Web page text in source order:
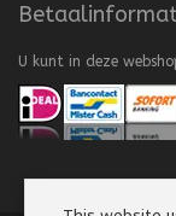
U kunt in deze